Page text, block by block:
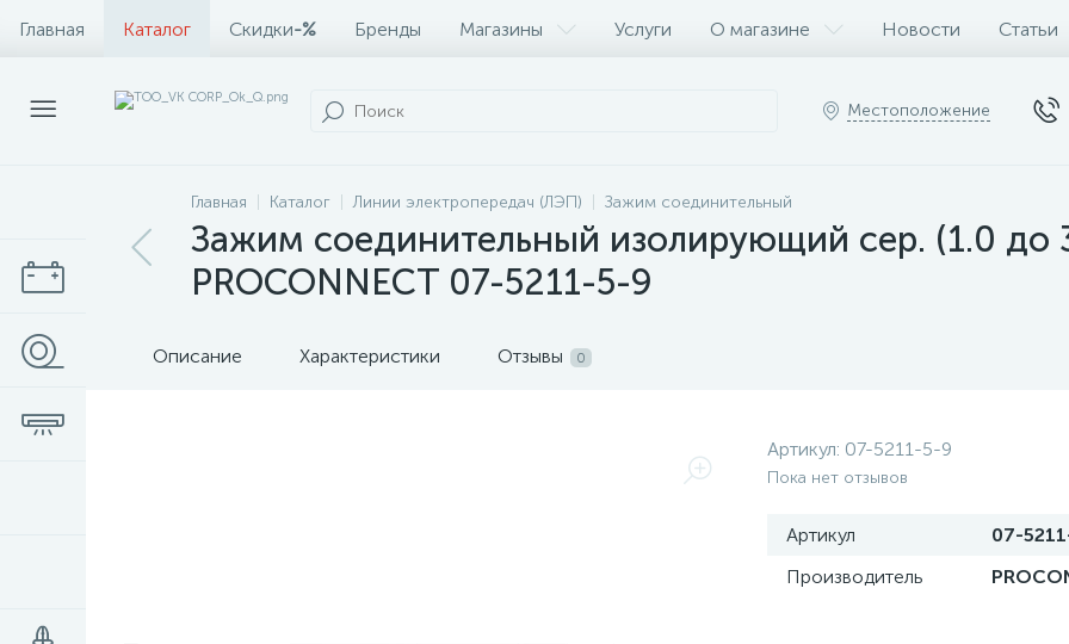
Главная Каталог Скидки-% Бренды Магазины Услуги О магазине Новости Статьи
Местоположение
Главная Каталог Линии электропередач (ЛЭП) Зажим соединительный
Зажим соединительный изолирующий сер. (1.0 до
PROCONNECT 07-5211-5-9
Описание Характеристики Отзывы 0
Артикул: 07-5211-5-9
Пока нет отзывов
Артикул
07-
Производитель